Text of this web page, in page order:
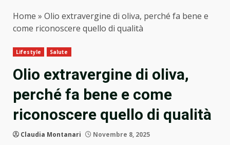
Home » Olio extravergine di oliva, perché fa bene e
come riconoscere quello di qualità
Lifestyle Salute
Olio extravergine di oliva,
perché fa bene e come
riconoscere quello di qualità
Claudia Montanari Novembre 8, 2025